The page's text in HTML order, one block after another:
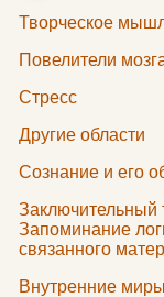
Творческое
Повелители
Стресс
Другие области
Сознание и его
Заключительный
Запоминание
связанного
Внутренние миры